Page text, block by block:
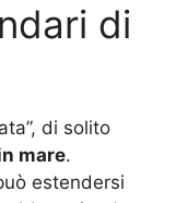
di
di solito
mare.
estendersi